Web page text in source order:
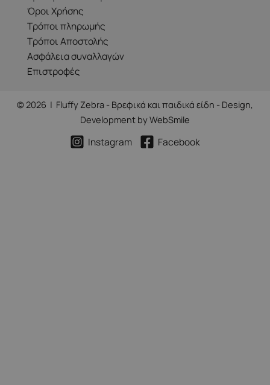
Όροι Χρήσης
Τρόποι πληρωμής
Τρόποι Αποστολής
Ασφάλεια συναλλαγών
Επιστροφές
© 2026 | Fluffy Zebra - Βρεφικά και παιδικά είδη - Design,
Development byWebSmile
Instagram Facebook